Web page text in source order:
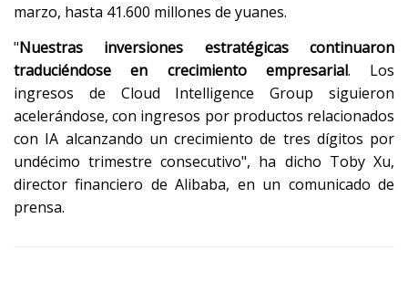
marzo, hasta 41.600 millones de yuanes.
"Nuestras inversiones estratégicas continuaron
traduciéndose en crecimiento empresarial. Los
ingresos de Cloud Intelligence Group siguieron
acelerándose, con ingresos por productos relacionados
con IA alcanzando un crecimiento de tres dígitos por
undécimo trimestre consecutivo", ha dicho Toby Xu,
director financiero de Alibaba, en un comunicado de
prensa.